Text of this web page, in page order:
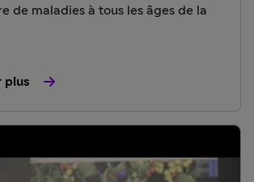
de maladies à tous les âges de la
plus